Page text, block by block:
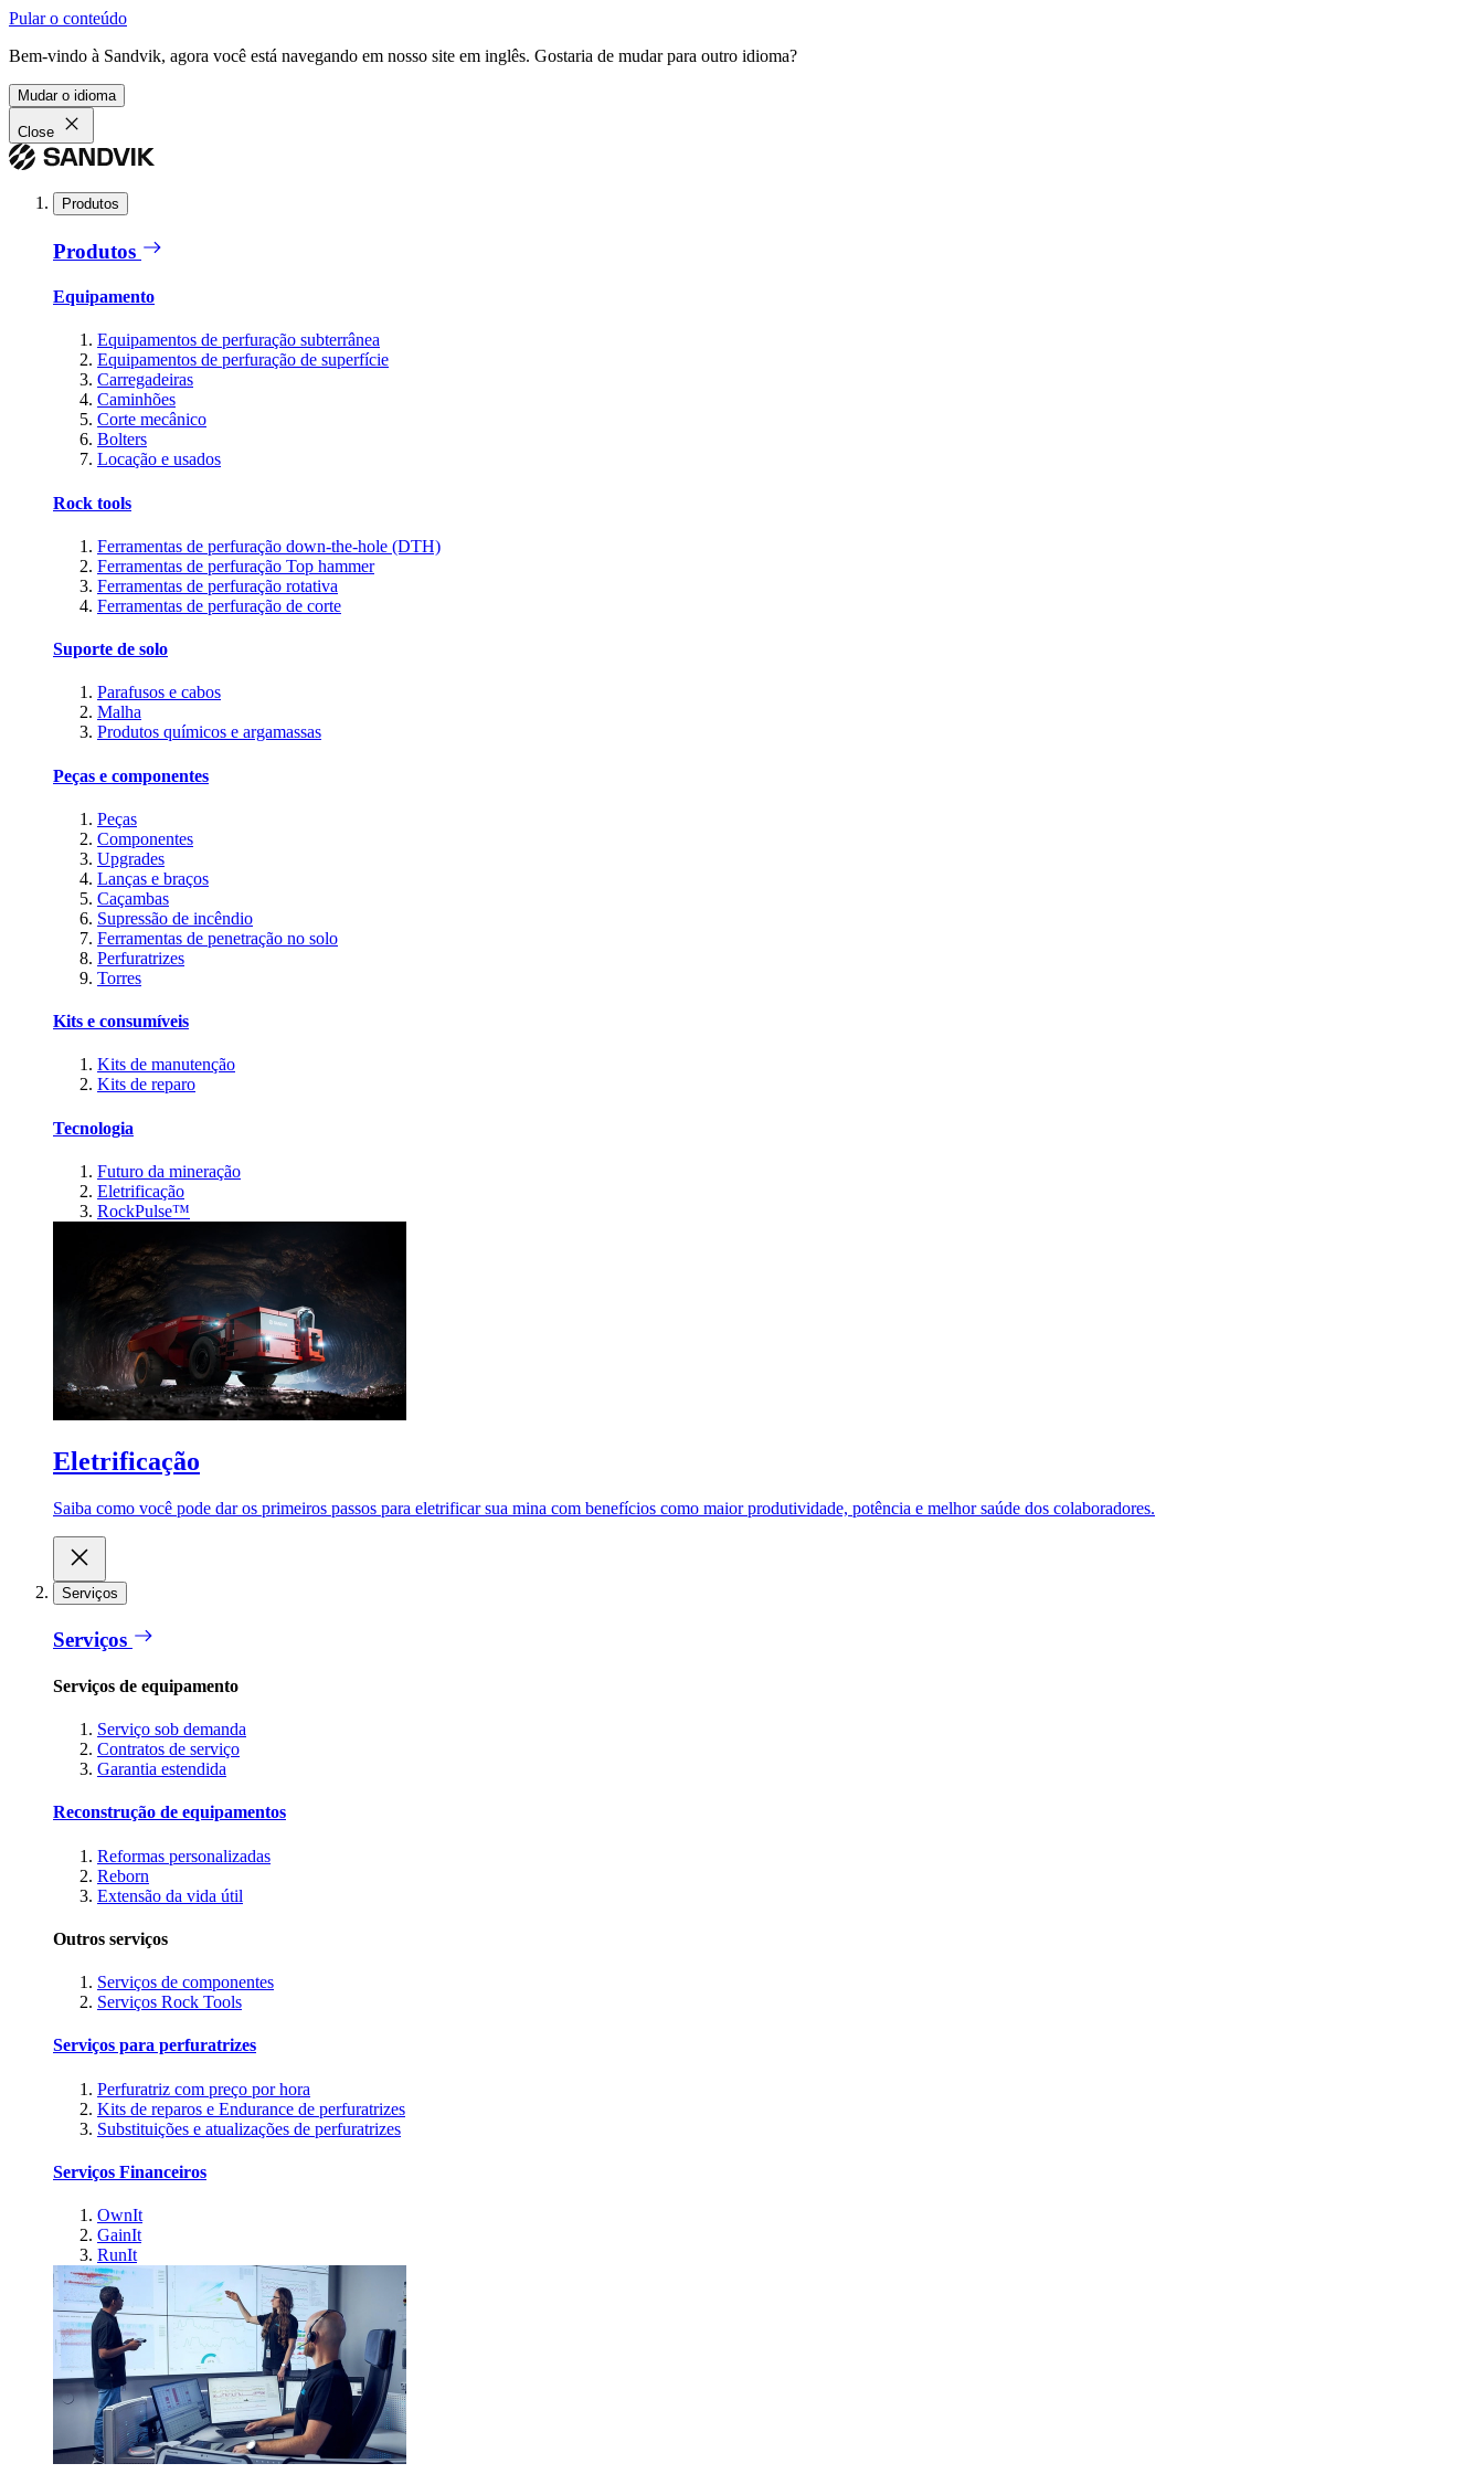
Pular o conteúdo
Bem-vindo à Sandvik, agora você está navegando em nosso site em inglês. Gostaria de mudar para outro idioma?
Mudar o idioma
Close
Produtos
Produtos
Equipamento
Equipamentos de perfuração subterrânea
Equipamentos de perfuração de superfície
Carregadeiras
Caminhões
Corte mecânico
Bolters
Locação e usados
Rock tools
Ferramentas de perfuração down-the-hole (DTH)
Ferramentas de perfuração Top hammer
Ferramentas de perfuração rotativa
Ferramentas de perfuração de corte
Suporte de solo
Parafusos e cabos
Malha
Produtos químicos e argamassas
Peças e componentes
Peças
Componentes
Upgrades
Lanças e braços
Caçambas
Supressão de incêndio
Ferramentas de penetração no solo
Perfuratrizes
Torres
Kits e consumíveis
Kits de manutenção
Kits de reparo
Tecnologia
Futuro da mineração
Eletrificação
RockPulse™
Eletrificação
Saiba como você pode dar os primeiros passos para eletrificar sua mina com benefícios como maior produtividade, potência e melhor saúde dos colaboradores.
Serviços
Serviços
Serviços de equipamento
Serviço sob demanda
Contratos de serviço
Garantia estendida
Reconstrução de equipamentos
Reformas personalizadas
Reborn
Extensão da vida útil
Outros serviços
Serviços de componentes
Serviços Rock Tools
Serviços para perfuratrizes
Perfuratriz com preço por hora
Kits de reparos e Endurance de perfuratrizes
Substituições e atualizações de perfuratrizes
Serviços Financeiros
OwnIt
GainIt
RunIt